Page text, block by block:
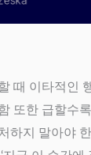
때 이타적인
또한 급할수
하지 말아야